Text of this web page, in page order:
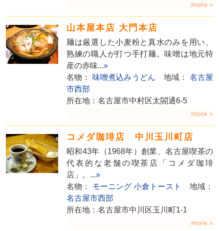
more »
山本屋本店 大門本店
麺は厳選した小麦粉と真水のみを用い、
熟練の職人が打つ手打麺。味噌は地元特
産の赤味...»
名物： 味噌煮込みうどん 地域： 名古屋
市西部
所在地：名古屋市中村区太閤通6-5
more »
コメダ珈琲店 中川玉川町店
昭和43年（1968年）創業、名古屋喫茶の
代表的な老舗の喫茶店「コメダ珈琲
店」。...»
名物： モーニング 小倉トースト
地域：
名古屋市西部
所在地：名古屋市中川区玉川町1-1
more »